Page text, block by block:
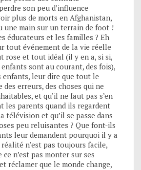
son peu d’influence
plus de morts en Afghanistan,
une main sur un terrain de foot !
éducateurs et les familles ? Eh
tout événement de la vie réelle
rose et tout idéal (il y en a, si si,
sont au courant, des fois),
enfants, leur dire que tout le
des erreurs, des choses qui ne
et qu’il ne faut pas s’en
les parents quand ils regardent
télévision et qu’il se passe dans
peu reluisantes ? Que font-ils
leur demandent pourquoi il y a
réalité n’est pas toujours facile,
n’est pas monter sur ses
réclamer que le monde change,